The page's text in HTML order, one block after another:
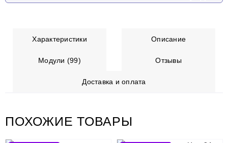
Характеристики Описание
Модули (99) Отзывы
Доставка и оплата
ПОХОЖИЕ ТОВАРЫ